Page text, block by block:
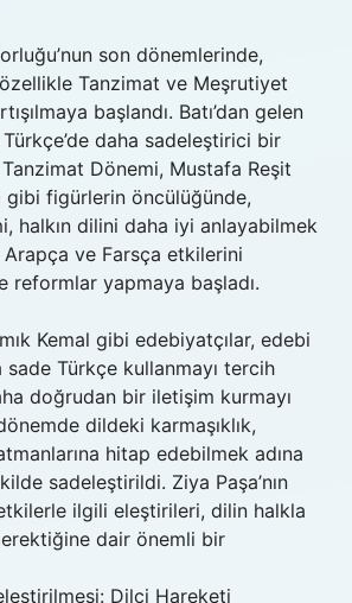
son dönemlerinde,
Tanzimat ve Meşrutiyet
başlandı. Batı’dan gelen
daha sadeleştirici bir
Dönemi, Mustafa Reşit
gibi figürlerin öncülüğünde,
halkın dilini daha iyi anlayabilmek
ve Farsça etkilerini
reformlar yapmaya başladı.
Kemal gibi edebiyatçılar, edebi
Türkçe kullanmayı tercih
doğrudan bir iletişim kurmayı
dildeki karmaşıklık,
hitap edebilmek adına
sadeleştirildi. Ziya Paşa’nın
ilgili eleştirileri, dilin halkla
dair önemli bir
Dilci Hareketi